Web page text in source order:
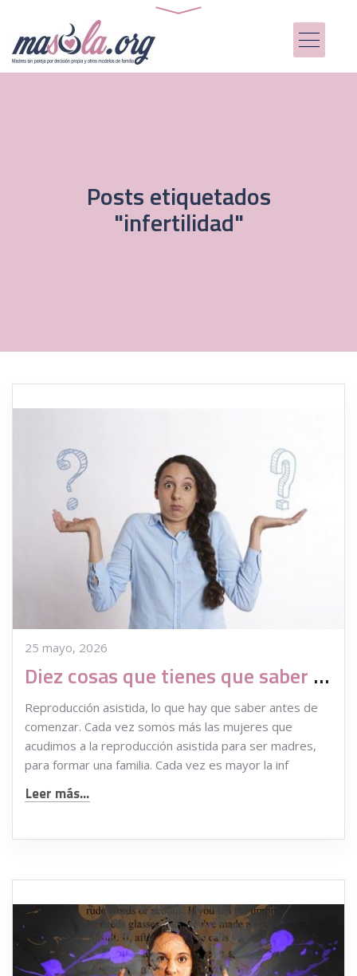
Posts etiquetados
"infertilidad"
25 mayo, 2026
Diez cosas que tienes que saber si tu maternidad va a ser asistida
Reproducción asistida, lo que hay que saber antes de
comenzar. Cada vez somos más las mujeres que
acudimos a la reproducción asistida para ser madres,
para formar una familia. Cada vez es mayor la inf
Leer más...